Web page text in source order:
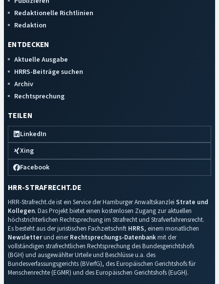
Redaktionelle Richtlinien
Redaktion
ENTDECKEN
Aktuelle Ausgabe
HRRS-Beiträge suchen
Archiv
Rechtsprechung
TEILEN
LinkedIn
Xing
Facebook
HRR-STRAFRECHT.DE
HRR-Strafrecht.de ist ein Service der Hamburger Anwaltskanzlei Strate und
Kollegen. Das Projekt bietet einen kostenlosen Zugang zur aktuellen
höchstrichterlichen Rechtsprechung im Strafrecht und Strafverfahrensrecht.
Es besteht aus der juristischen Fachzeitschrift HRRS, einem monatlichen
Newsletterund einerRechtsprechungs-Datenbankmit der
vollständigen strafrechtlichen Rechtsprechung des Bundesgerichtshofs
(BGH) und ausgewählter Urteile und Beschlüsse u.a. des
Bundesverfassungsgerichts (BVerfG), des Europäischen Gerichtshofs für
Menschenrechte (EGMR) und des Europäischen Gerichtshofs (EuGH).